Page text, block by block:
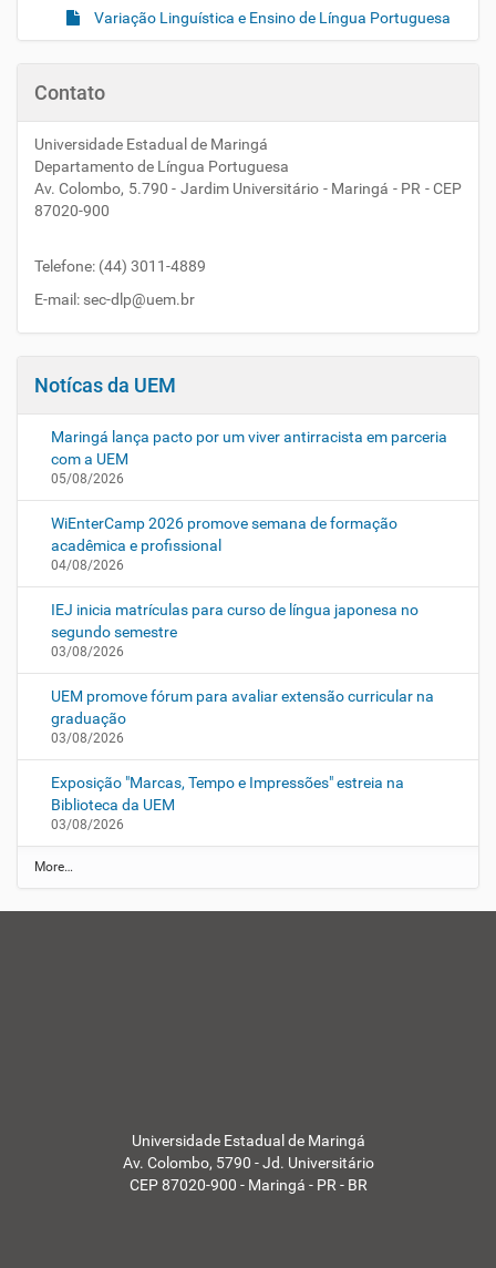
Variação Linguística e Ensino de Língua Portuguesa
Contato
Universidade Estadual de Maringá
Departamento de Língua Portuguesa
Av. Colombo, 5.790 - Jardim Universitário - Maringá - PR - CEP
87020-900
Telefone: (44) 3011-4889
E-mail: sec-dlp@uem.br
Notícas da UEM
Maringá lança pacto por um viver antirracista em parceria
com a UEM
05/08/2026
WiEnterCamp 2026 promove semana de formação
acadêmica e profissional
04/08/2026
IEJ inicia matrículas para curso de língua japonesa no
segundo semestre
03/08/2026
UEM promove fórum para avaliar extensão curricular na
graduação
03/08/2026
Exposição "Marcas, Tempo e Impressões" estreia na
Biblioteca da UEM
03/08/2026
N
o
More…
Universidade Estadual de Maringá
Av. Colombo, 5790 - Jd. Universitário
CEP 87020-900 - Maringá - PR - BR